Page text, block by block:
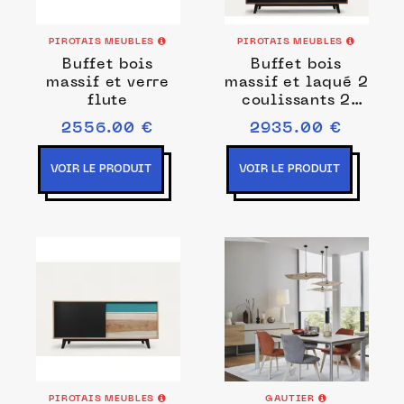
PIROTAIS MEUBLES
Buffet bois
massif et verre
flute
2556.00 €
VOIR LE PRODUIT
PIROTAIS MEUBLES
Buffet bois
massif et laqué 2
coulissants 2
tiroirs
2935.00 €
VOIR LE PRODUIT
PIROTAIS MEUBLES GAUTIER